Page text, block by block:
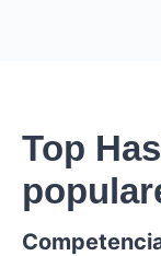
Top